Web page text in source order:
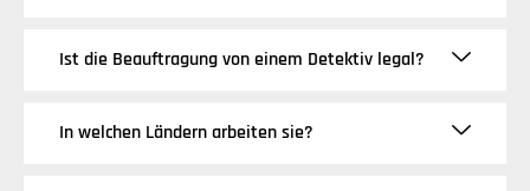
Ist die Beauftragung von einem Detektiv legal?
In welchen Ländern arbeiten sie?